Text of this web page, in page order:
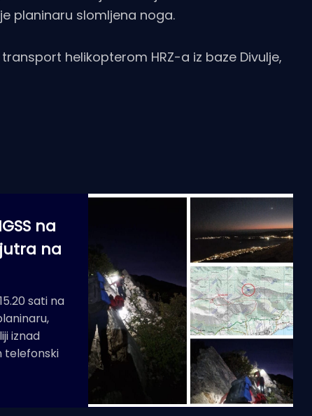
planinaru slomljena noga.
helikopterom HRZ-a iz baze Divulje,
na
na
sati na
iznad
telefonski